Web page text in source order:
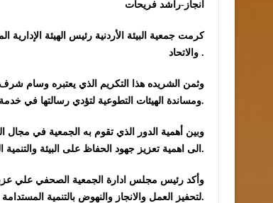
انجاز-راشد فريحات
كرمت جمعية البيئة الأردنية رئيس الهيئة الإدارية
والاتحاد .
وثمن الشريده هذا التكريم الذي يعتبره وسام
ومساندة الهيئات التطوعية لتؤدي رسالتها في خدمة المجتمع المحلي والمصلحة العامة وتحقيق التنمية.
وبين أهمية الدور الذي تقوم به الجمعية في مجال
الى اهمية تعزيز جهود الحفاظ على البيئة والتنمية المستدامة.
وأكد رئيس مجلس ادارة الجمعية الصحفي علي عزبي
لتحفيز العمل والانجاز والنهوض بالتنمية المستدامة.